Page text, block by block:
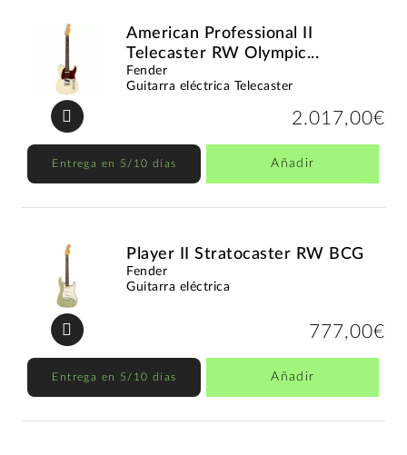
American Professional II
Telecaster RW Olympic...
Fender
Guitarra eléctrica Telecaster
2.017,00€
Entrega en 5/10 días Añadir
Player II Stratocaster RW BCG
Fender
Guitarra eléctrica
777,00€
Entrega en 5/10 días Añadir